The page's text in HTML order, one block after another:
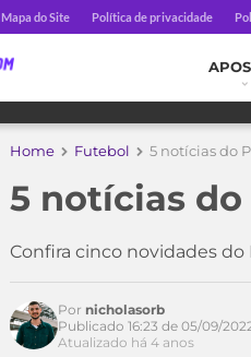
Mapa do Site Política de privacidade
Home Futebol 5 notícias do
5 notícias do
Confira cinco novidades
Por nicholasorb
Publicado 16:23 de 05/09/
Atualizado há 4 anos